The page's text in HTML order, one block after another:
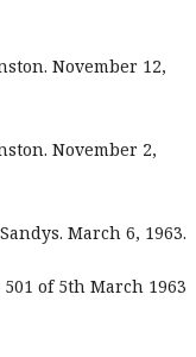
November 12,
November 2,
March 6, 1963.
of 5th March 1963